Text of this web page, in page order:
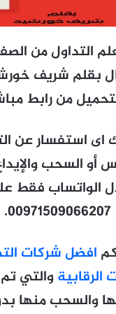
التداول من
من رابط
اى استفسار عن
أو السحب
الواتساب فقط
00971509066207.
افضل شركات
الرقابيةوالتي
والسحب منها